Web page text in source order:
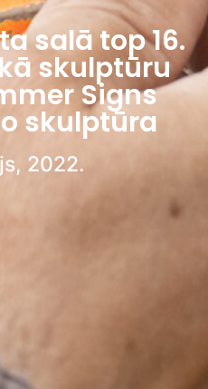
salā top 16.
skulptūru
Signs
skulptūra
2022.